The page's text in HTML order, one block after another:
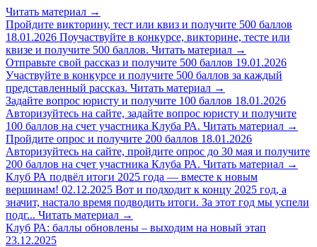
Читать материал →
Пройдите викторину, тест или квиз и получите 500 баллов
18.01.2026 Поучаствуйте в конкурсе, викторине, тесте или
квизе и получите 500 баллов. Читать материал →
Отправьте свой рассказ и получите 500 баллов 19.01.2026
Участвуйте в конкурсе и получите 500 баллов за каждый
представленный рассказ. Читать материал →
Задайте вопрос юристу и получите 100 баллов 18.01.2026
Авторизуйтесь на сайте, задайте вопрос юристу и получите
100 баллов на счет участника Клуба РА. Читать материал →
Пройдите опрос и получите 200 баллов 18.01.2026
Авторизуйтесь на сайте, пройдите опрос до 30 мая и получите
200 баллов на счет участника Клуба РА. Читать материал →
Клуб РА подвёл итоги 2025 года — вместе к новым
вершинам! 02.12.2025 Вот и подходит к концу 2025 год, а
значит, настало время подводить итоги. За этот год мы успели
подг... Читать материал →
Клуб РА: баллы обновлены – выходим на новый этап
23.12.2025